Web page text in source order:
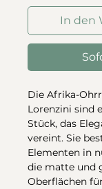
In den
Die Afrika-
Lorenzini sind
Stück, das
vereint. Sie
Elementen in
die matte und
Oberflächen